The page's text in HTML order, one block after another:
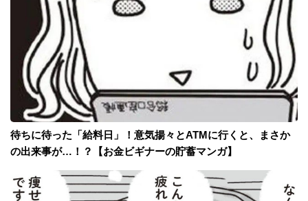
待ちに待った「給料日」！意気揚々とATMに行くと、まさか
の出来事が…！？【お金ビギナーの貯蓄マンガ】